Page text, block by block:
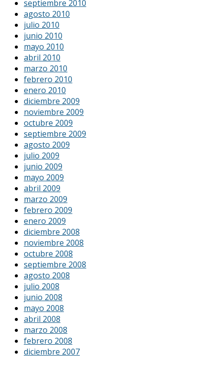
septiembre 2010
agosto 2010
julio 2010
junio 2010
mayo 2010
abril 2010
marzo 2010
febrero 2010
enero 2010
diciembre 2009
noviembre 2009
octubre 2009
septiembre 2009
agosto 2009
julio 2009
junio 2009
mayo 2009
abril 2009
marzo 2009
febrero 2009
enero 2009
diciembre 2008
noviembre 2008
octubre 2008
septiembre 2008
agosto 2008
julio 2008
junio 2008
mayo 2008
abril 2008
marzo 2008
febrero 2008
diciembre 2007